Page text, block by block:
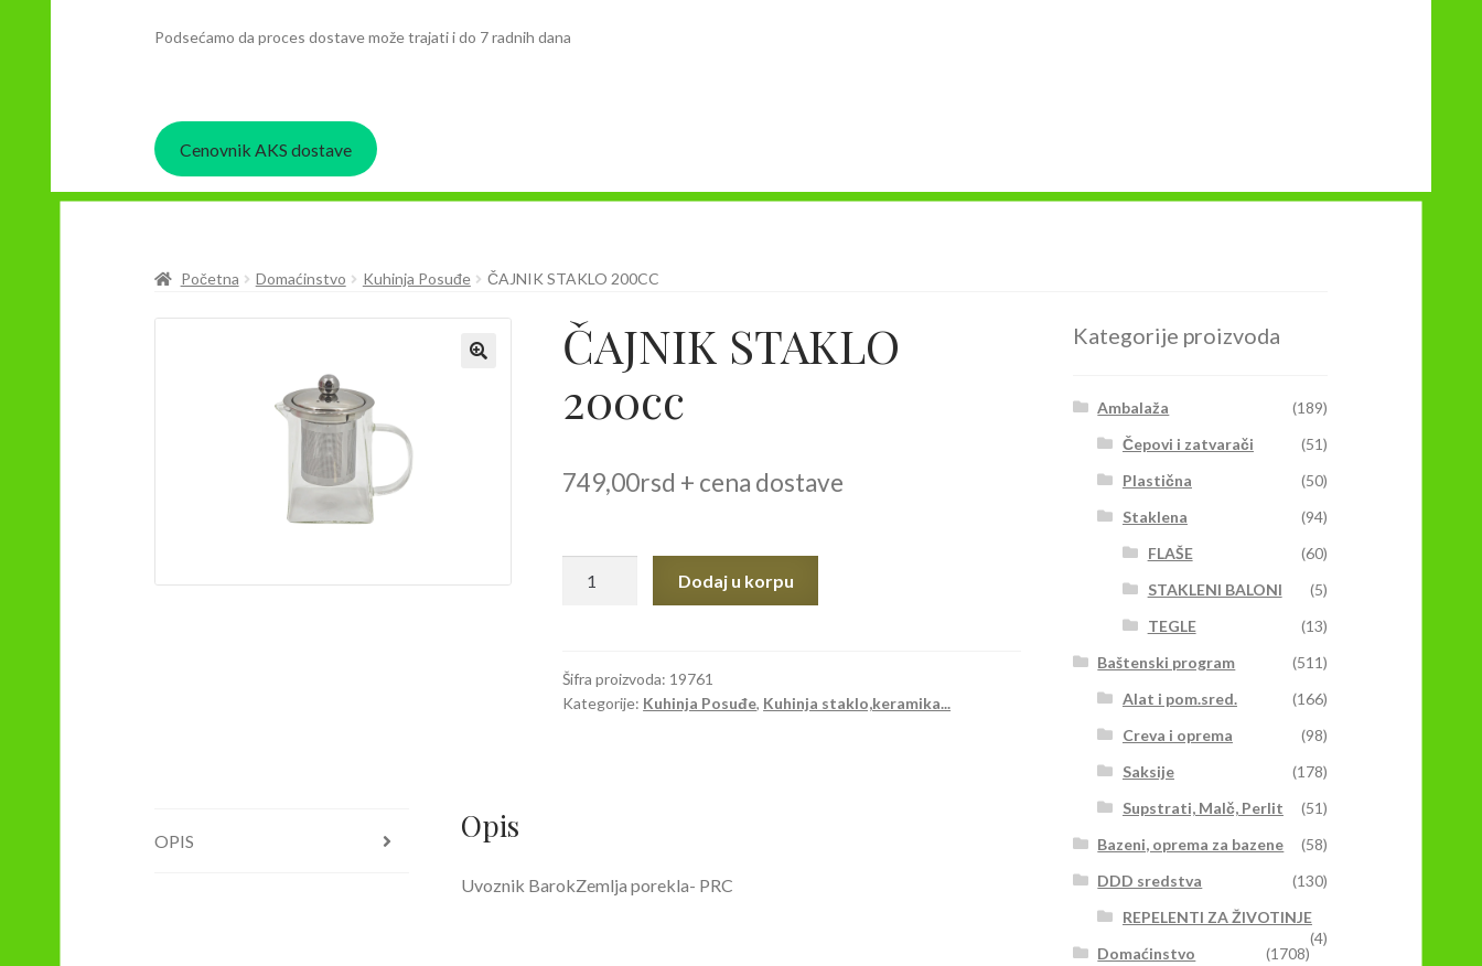
Podsećamo da proces dostave može trajati i do 7 radnih dana
Cenovnik AKS dostave
Početna Domaćinstvo Kuhinja Posuđe ČAJNIK STAKLO 200CC
ČAJNIK STAKLO
200cc
749,00rsd + cena dostave
Dodaj u korpu
Šifra proizvoda: 19761
Kategorije: Kuhinja Posuđe, Kuhinja staklo,keramika...
OPIS Opis
Uvoznik BarokZemlja porekla- PRC
Kategorije proizvoda
Ambalaža
(189)
Čepovi i zatvarači
(51)
Plastična
(50)
Staklena
(94)
FLAŠE
(60)
STAKLENI BALONI
(5)
TEGLE
(13)
Baštenski program
(511)
Alat i pom.sred.
(166)
Creva i oprema
(98)
Saksije
(178)
Supstrati, Malč, Perlit
(51)
Bazeni, oprema za bazene
(58)
DDD sredstva
(130)
REPELENTI ZA ŽIVOTINJE
(4)
Domaćinstvo
(1708)